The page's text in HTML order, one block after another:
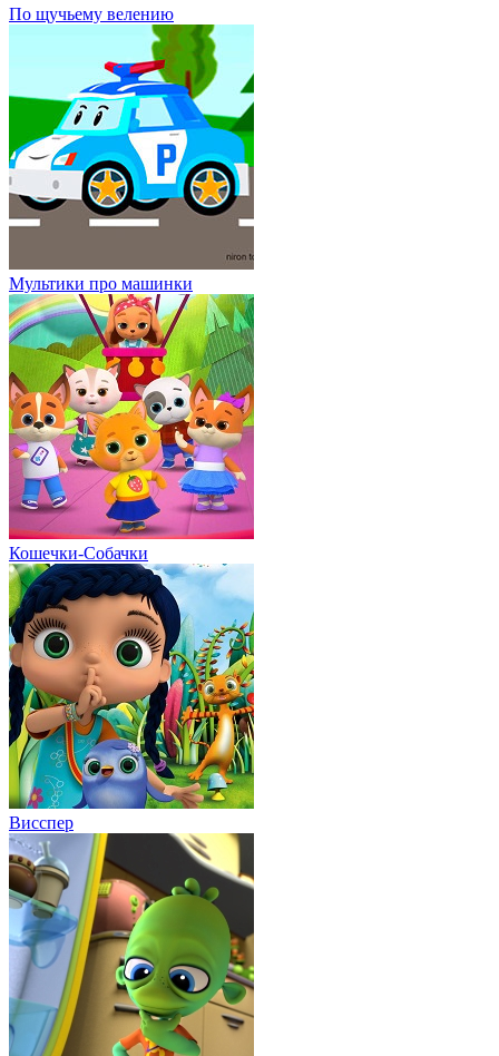
По щучьему велению
Мультики про машинки
Кошечки-Собачки
Висспер